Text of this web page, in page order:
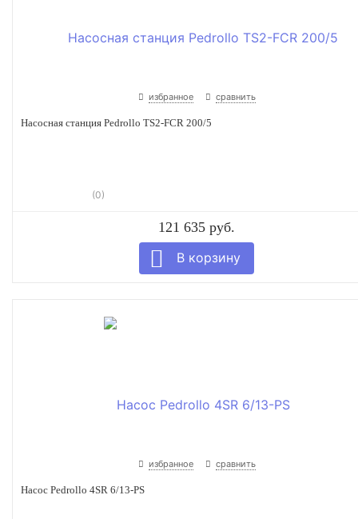
избранное сравнить
Насосная станция Pedrollo TS2-FCR 200/5
(0)
121 635 руб.
избранное сравнить
Насос Pedrollo 4SR 6/13-PS